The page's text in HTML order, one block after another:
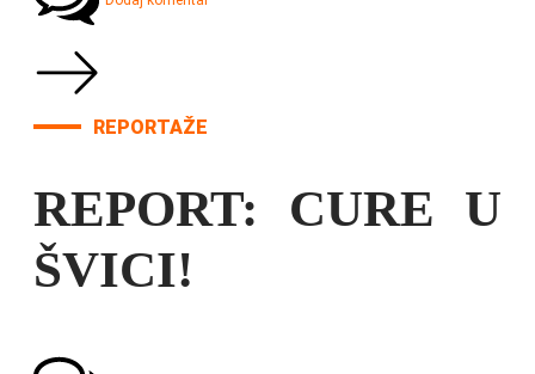
REPORTAŽE
REPORT: CURE U
ŠVICI!